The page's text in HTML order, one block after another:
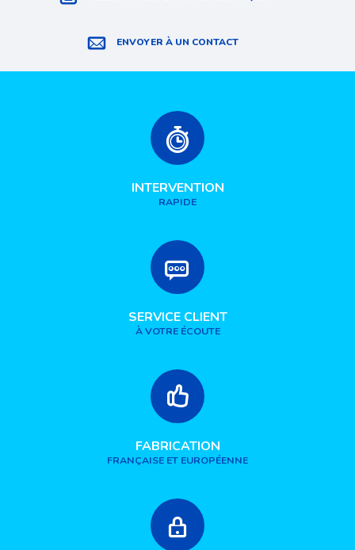
ENVOYER À UN CONTACT
INTERVENTION
RAPIDE
SERVICE CLIENT
À VOTRE ÉCOUTE
FABRICATION
FRANÇAISE ET EUROPÉENNE